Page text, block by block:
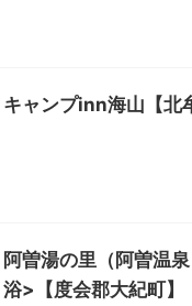
キャンプinn海山【北
阿曽湯の里（阿曽温
浴>【度会郡大紀町】